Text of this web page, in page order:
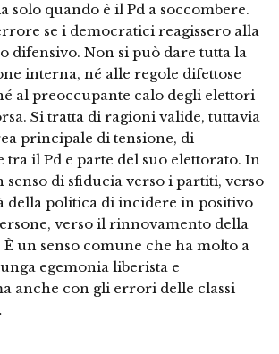
solo quando è il Pd a soccombere.
se i democratici reagissero alla
difensivo. Non si può dare tutta la
interna, né alle regole difettose
al preoccupante calo degli elettori
Si tratta di ragioni valide, tuttavia
principale di tensione, di
il Pd e parte del suo elettorato. In
senso di sfiducia verso i partiti, verso
della politica di incidere in positivo
verso il rinnovamento della
un senso comune che ha molto a
egemonia liberista e
anche con gli errori delle classi